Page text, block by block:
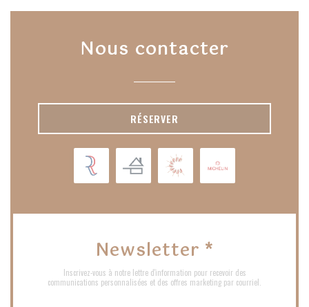
Nous contacter
RÉSERVER
Newsletter *
Inscrivez-vous à notre lettre d'information pour recevoir des
communications personnalisées et des offres marketing par courriel.